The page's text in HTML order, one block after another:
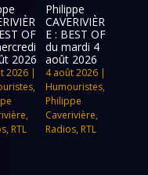
OF
2026
2026|
,
,
, RTL
Philippe
CAVERIVIÈR
E : BEST OF
du mardi 4
août 2026
4 août 2026 |
Humouristes,
Philippe
Caverivière,
Radios, RTL